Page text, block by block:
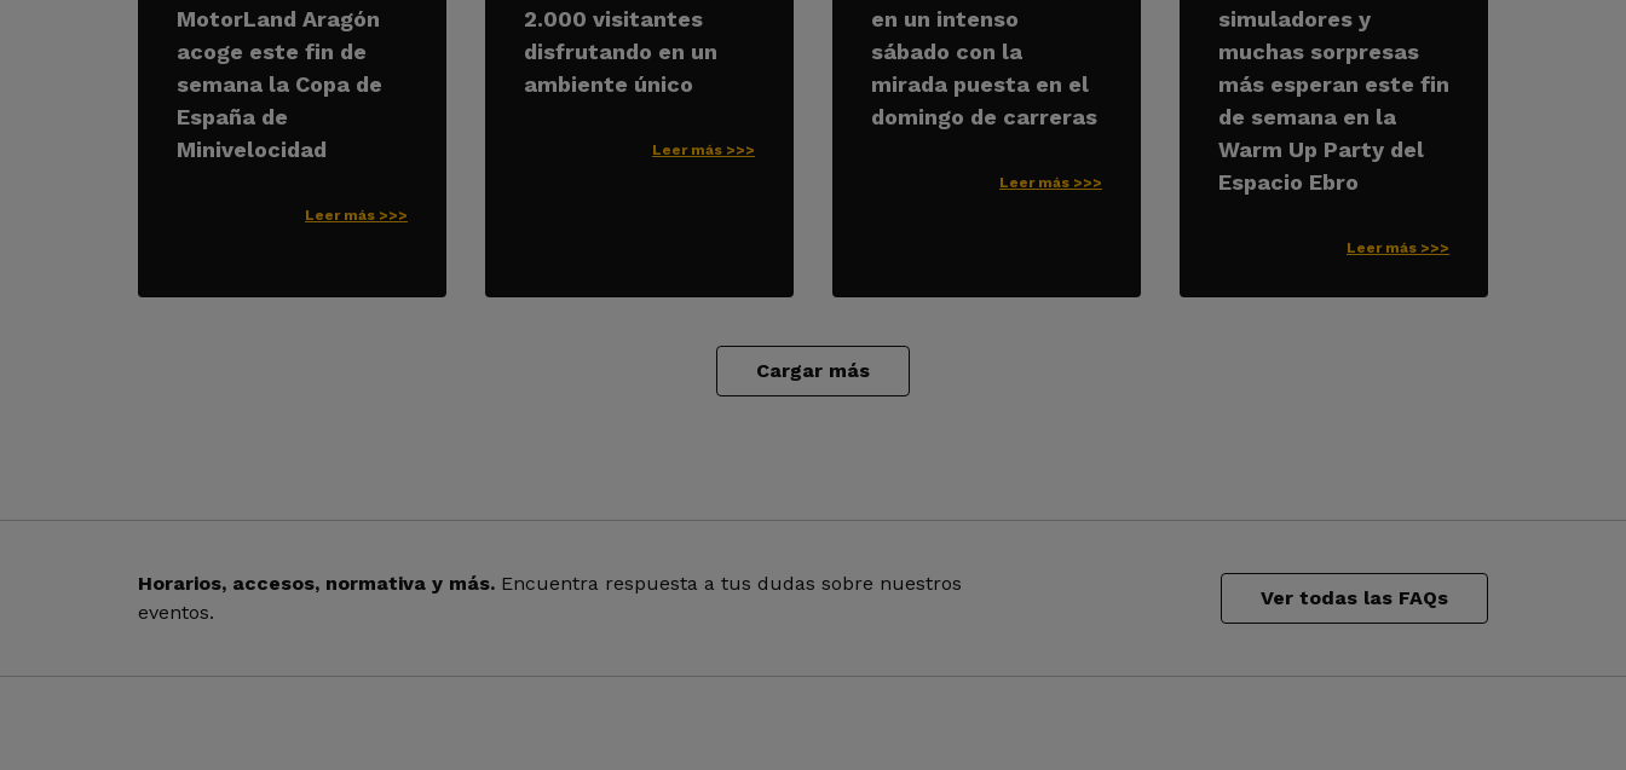
MotorLand Aragón
acoge este fin de
semana la Copa de
España de
Minivelocidad
Leer más >>>
2.000 visitantes
disfrutando en un
ambiente único
Leer más >>>
en un intenso
sábado con la
mirada puesta en el
domingo de carreras
Leer más >>>
simuladores y
muchas sorpresas
más esperan este fin
de semana en la
Warm Up Party del
Espacio Ebro
Leer más >>>
Cargar más
Horarios, accesos, normativa y más. Encuentra respuesta a tus dudas sobre nuestros
eventos.
Ver todas las FAQs